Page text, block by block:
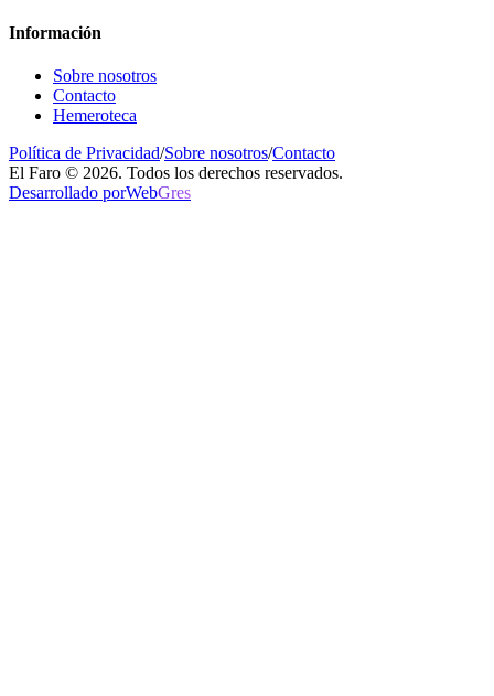
Información
Sobre nosotros
Contacto
Hemeroteca
Política de Privacidad/Sobre nosotros/Contacto
El Faro © 2026. Todos los derechos reservados.
Desarrollado porWebGres